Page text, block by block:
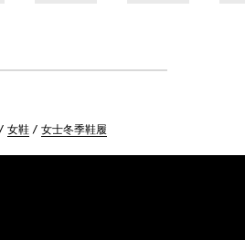
女鞋 女士冬季鞋履